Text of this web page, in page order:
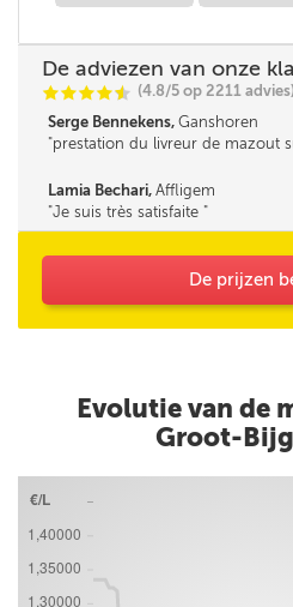
De adviezen van onze
CCCCi
@ (4.8/5 op 2211 advies)
Serge Bennekens, Ganshoren
prestation du livreur de mazout
Lamia Bechari, Affligem
Je suis très satisfaite
De prijzen
Evolutie van de
Groot-